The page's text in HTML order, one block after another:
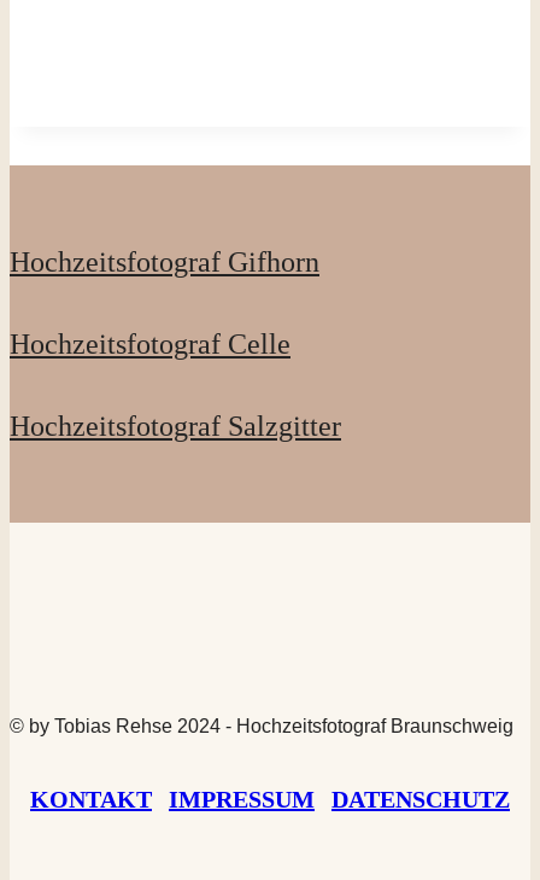
Hochzeitsfotograf Gifhorn
Hochzeitsfotograf Celle
Hochzeitsfotograf Salzgitter
© by Tobias Rehse 2024 - Hochzeitsfotograf Braunschweig
KONTAKT IMPRESSUM DATENSCHUTZ